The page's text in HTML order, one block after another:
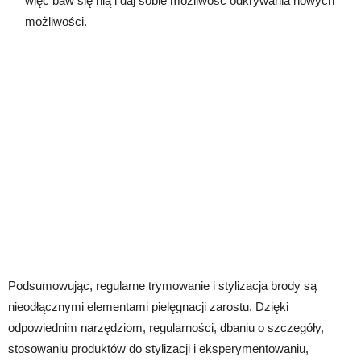
możliwości.
Podsumowując, regularne trymowanie i stylizacja brody są
nieodłącznymi elementami pielęgnacji zarostu. Dzięki
odpowiednim narzędziom, regularności, dbaniu o szczegóły,
stosowaniu produktów do stylizacji i eksperymentowaniu,